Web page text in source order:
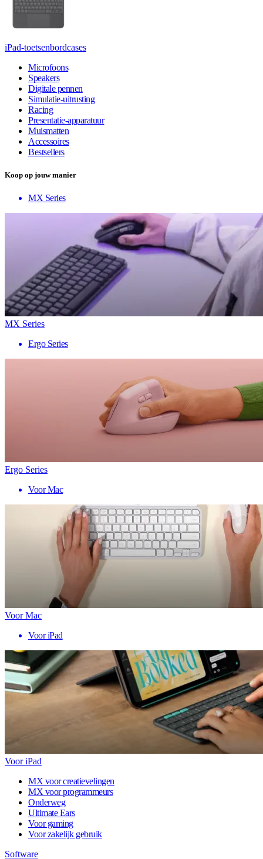
iPad-toetsenbordcases
Microfoons
Speakers
Digitale pennen
Simulatie-uitrusting
Racing
Presentatie-apparatuur
Muismatten
Accessoires
Bestsellers
Koop op jouw manier
MX Series
MX Series
Ergo Series
Ergo Series
Voor Mac
Voor Mac
Voor iPad
Voor iPad
MX voor creatievelingen
MX voor programmeurs
Onderweg
Ultimate Ears
Voor gaming
Voor zakelijk gebruik
Software